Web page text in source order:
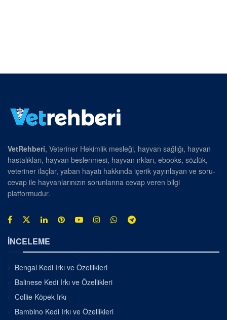
VetRehberi, Veteriner Hekimlik mesleği, hayvan sağlığı, hayvan
hastalıkları, hayvan beslenmesi, hayvan ırkları, ebooks, sözlük,
veteriner ilaçlar, yaban hayatı hakkında içerik yayınlayan ve soru-
cevap ile hayvanlarınızın sorunlarına cevap veren bilgi
platformudur.
İNCELEME
Bengal Kedi Irkı ve Özellikleri
Balinese Kedi Irkı ve Özellikleri
Collie Köpek Irkı
Bambino Kedi Irkı ve Özellikleri